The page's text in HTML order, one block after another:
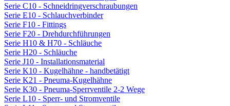
Serie C10 - Schneidringverschraubungen
Serie E10 - Schlauchverbinder
Serie F10 - Fittings
Serie F20 - Drehdurchführungen
Serie H10 & H70 - Schläuche
Serie H20 - Schläuche
Serie J10 - Installationsmaterial
Serie K10 - Kugelhähne - handbetätigt
Serie K21 - Pneuma-Kugelhähne
Serie K30 - Pneuma-Sperrventile 2-2 Wege
Serie L10 - Sperr- und Stromventile